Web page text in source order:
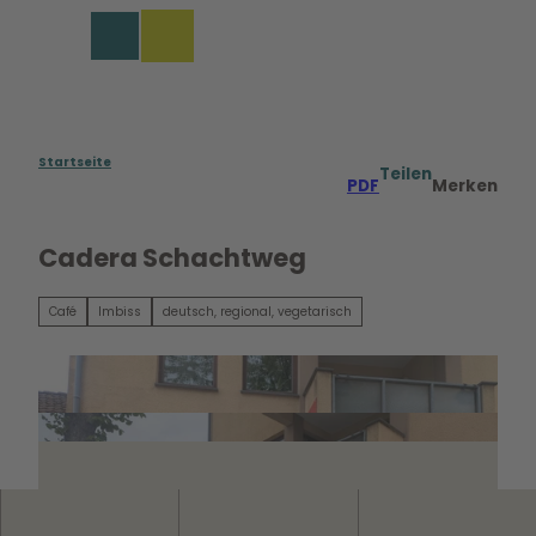
Startseite
PDF
Teilen
Merken
Cadera Schachtweg
Café Imbiss deutsch, regional, vegetarisch